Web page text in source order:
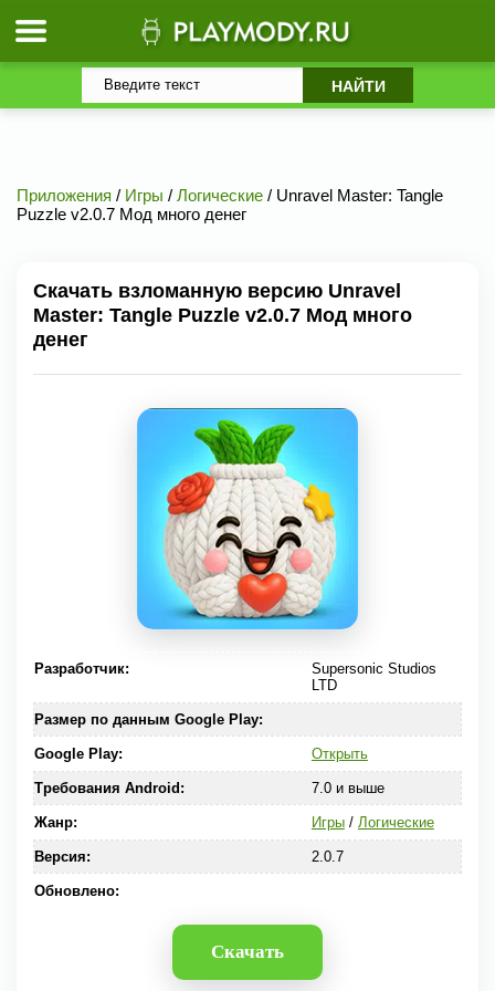
Приложения / Игры / Логические / Unravel Master: Tangle
Puzzle v2.0.7 Мод много денег
Скачать взломанную версию Unravel
Master: Tangle Puzzle v2.0.7 Мод много
денег
Разработчик:
Supersonic Studios
LTD
Размер по данным Google Play:
Google Play: Открыть
Требования Android: 7.0 и выше
Жанр: Игры/ Логические
Версия: 2.0.7
Обновлено:
Скачать